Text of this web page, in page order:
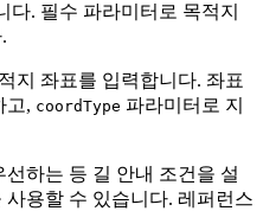
다. 필수 파라미터로 목적지
지 좌표를 입력합니다. 좌표
고, coordType 파라미터로 지
하는 등 길 안내 조건을 설
용할 수 있습니다. 레퍼런스